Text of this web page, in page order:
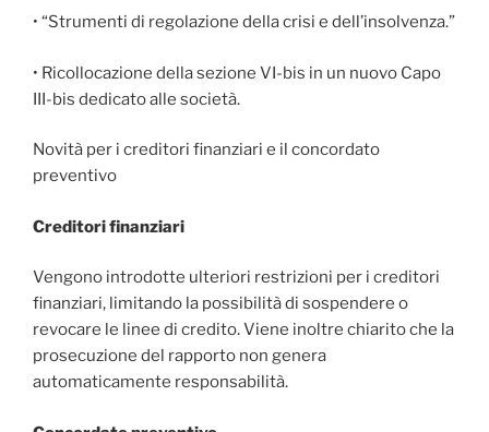
• “Strumenti di regolazione della crisi e dell’insolvenza.”
• Ricollocazione della sezione VI-bis in un nuovo Capo
III-bis dedicato alle società.
Novità per i creditori finanziari e il concordato
preventivo
Creditori finanziari
Vengono introdotte ulteriori restrizioni per i creditori
finanziari, limitando la possibilità di sospendere o
revocare le linee di credito. Viene inoltre chiarito che la
prosecuzione del rapporto non genera
automaticamente responsabilità.